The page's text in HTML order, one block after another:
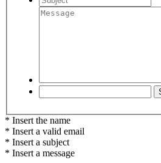
* Insert the name
* Insert a valid email
* Insert a subject
* Insert a message